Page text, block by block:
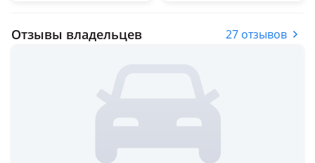
Отзывы владельцев 27 отзывов